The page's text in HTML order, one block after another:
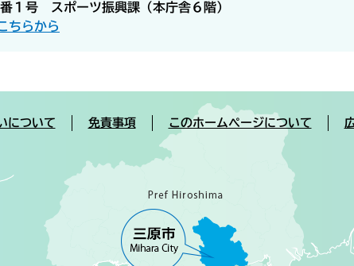
１号 スポーツ振興課（本庁舎６階）
ちらから
について 免責事項 このホームページについて